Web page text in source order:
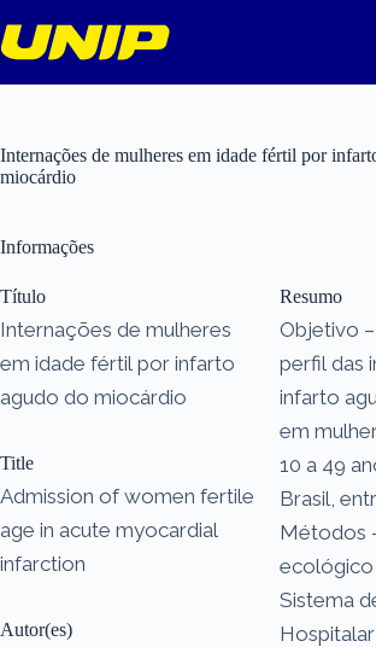
para
o
Internações de mulheres em idade fértil por
miocárdio
Informações
Título
Internações de mulheres
em idade fértil por infarto
agudo do miocárdio
Title
Admission of women fertile
age in acute myocardial
infarction
Autor(es)
Resumo
Objetivo
perfil das
infarto
em
10 a 49
Brasil,
Métodos
ecológico
Sistema